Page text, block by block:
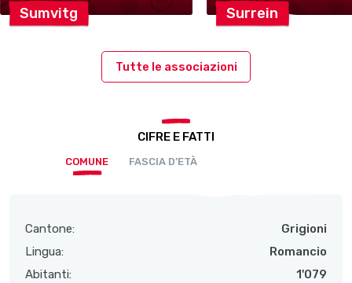
Sumvitg
Surrein
Tutte le associazioni
CIFRE E FATTI
COMUNE FASCIA D’ETÀ
Cantone:
Grigioni
Lingua:
Romancio
Abitanti:
1'079